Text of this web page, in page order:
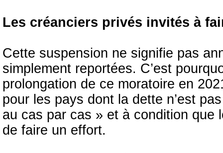
Les créanciers privés invités à
Cette suspension ne signifie pas
simplement reportées. C’est
prolongation de ce moratoire en
pour les pays dont la dette n’est
au cas par cas » et à condition que
de faire un effort.